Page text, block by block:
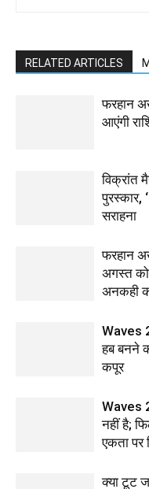
RELATED ARTICLES
फरहान
आएंगी
विक्रांत
पुरस्कार,
सराहना
फरहान
अगस्त को
अनकही
Waves
हब बनने
कपूर
Waves
नहीं है;
एकता पर
क्या टूट